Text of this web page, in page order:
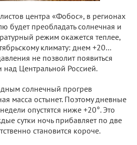
центра «Фобос», в регионах
будет преобладать солнечная и
режим окажется теплее,
климату: днем +20…
не позволит появиться
над Центральной Россией.
солнечный прогрев
масса остынет. Поэтому дневные
опустятся ниже +20°. Это
сутки ночь прибавляет по две
становится короче.